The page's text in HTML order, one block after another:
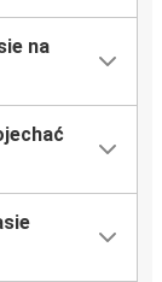
na